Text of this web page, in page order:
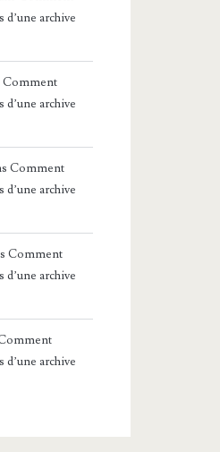
d’une archive
Comment
d’une archive
Comment
d’une archive
Comment
d’une archive
d’une archive